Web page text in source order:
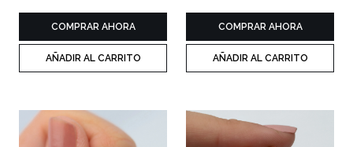
COMPRAR AHORA
AÑADIR AL CARRITO
COMPRAR AHORA
AÑADIR AL CARRITO